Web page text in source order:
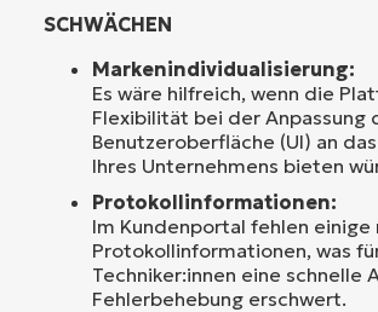
SCHWÄCHEN
Markenindividualisierung:
Es wäre hilfreich, wenn die
Flexibilität bei der Anpassung
Benutzeroberfläche (UI) an
Ihres Unternehmens bieten
Protokollinformationen:
Im Kundenportal fehlen
Protokollinformationen, was
Techniker:innen eine schnelle
Fehlerbehebung erschwert.